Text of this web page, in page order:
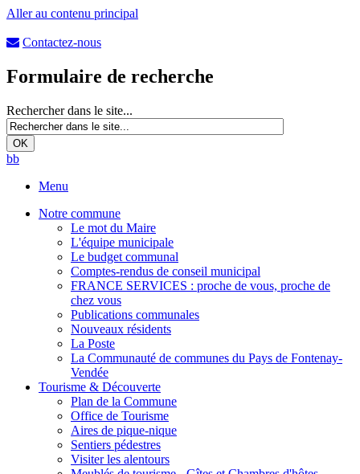
Aller au contenu principal
Contactez-nous
Formulaire de recherche
Rechercher dans le site...
bb
Menu
Notre commune
Le mot du Maire
L'équipe municipale
Le budget communal
Comptes-rendus de conseil municipal
FRANCE SERVICES : proche de vous, proche de
chez vous
Publications communales
Nouveaux résidents
La Poste
La Communauté de communes du Pays de Fontenay-
Vendée
Tourisme & Découverte
Plan de la Commune
Office de Tourisme
Aires de pique-nique
Sentiers pédestres
Visiter les alentours